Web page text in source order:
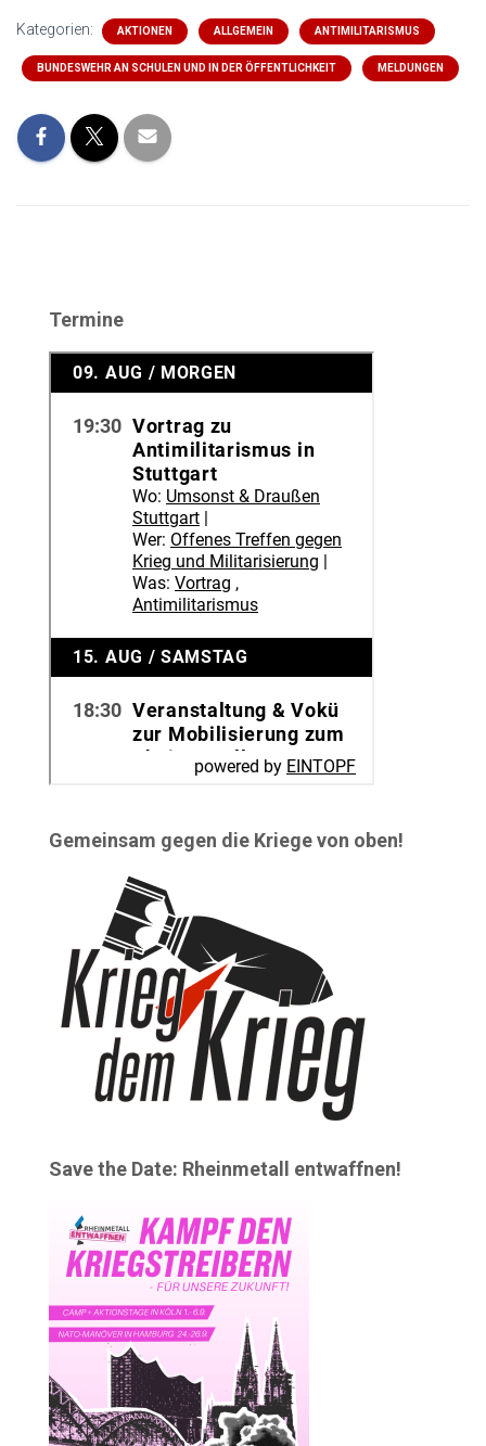
Kategorien: AKTIONEN ALLGEMEIN ANTIMILITARISMUS
BUNDESWEHR AN SCHULEN UND IN DER ÖFFENTLICHKEIT MELDUNGEN
Termine
Gemeinsam gegen die Kriege von oben!
Save the Date: Rheinmetall entwaffnen!